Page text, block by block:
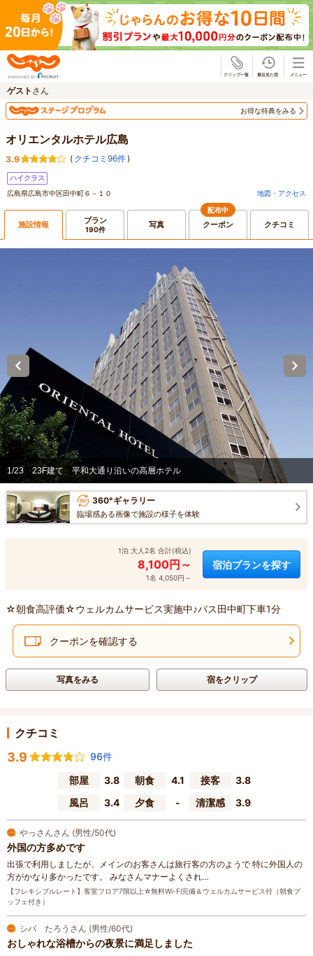
ゲスト さん
お得な特典をみる
オリエンタルホテル広島
3.9 ( クチコミ96件)
ハイクラス
広島県広島市中区田中町６－１０
地図・アクセス
施設情報 プラン
190件 写真
配布中
クーポン クチコミ
1/23 23F建て 平和大通り沿いの高層ホテル
360°ギャラリー
臨場感ある画像で施設の様子を体験
1泊 大人2名 合計(税込)
8,100円～
1名 4,050円～
宿泊プランを探す
☆朝食高評価☆ウェルカムサービス実施中♪バス田中町下車1分
クーポンを確認する
写真をみる 宿をクリップ
クチコミ
3.9
96件
部屋
3.8 朝食 4.1 接客
3.8
風呂
3.4 夕食 - 清潔感 3.9
やっさんさん (男性/50代)
外国の方多めです
出張で利用しましたが、メインのお客さんは旅行客の方のようで 特に外国人の
方がかなり多かったです。 みなさんマナーよくされ…
【フレキシブルレート】客室フロア7階以上☆無料Wi-Fi完備＆ウェルカムサービス付（朝食ブ
ッフェ付き）
シバ たろうさん (男性/60代)
おしゃれな浴槽からの夜景に満足しました